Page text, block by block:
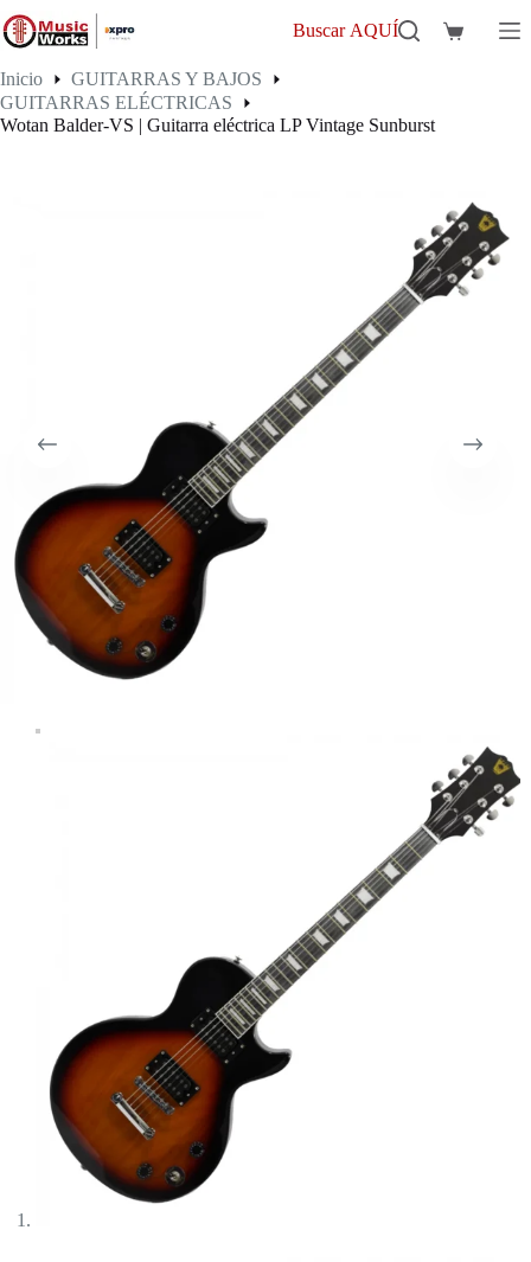
al
contenido
Buscar AQUÍ
Carro
Inicio
GUITARRAS Y BAJOS
GUITARRAS ELÉCTRICAS
Wotan Balder-VS | Guitarra eléctrica LP Vintage Sunburst